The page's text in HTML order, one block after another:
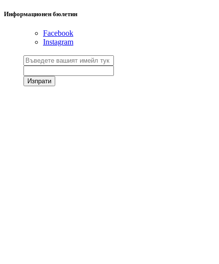
Информационен бюлетин
Facebook
Instagram